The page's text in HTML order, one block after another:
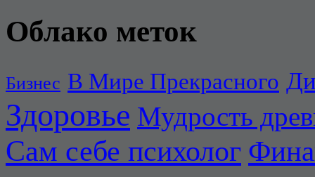
Облако меток
Бизнес В Мире Прекрасного
Здоровье Мудрость
Сам себе психолог